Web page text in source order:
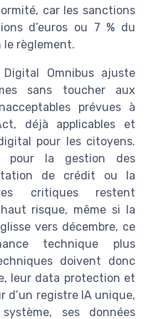
car les sanctions
d’euros ou 7 % du
le règlement.
Omnibus ajuste
sans toucher aux
prévues à
déjà applicables et
pour les citoyens.
pour la gestion des
de crédit ou la
critiques restent
risque, même si la
vers décembre, ce
technique plus
doivent donc
leur data protection et
d’un registre IA unique,
ses données